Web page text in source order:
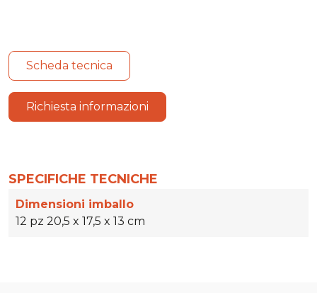
Scheda tecnica
Richiesta informazioni
SPECIFICHE TECNICHE
Dimensioni imballo
12 pz 20,5 x 17,5 x 13 cm